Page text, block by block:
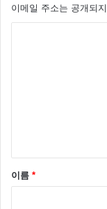
이메일 주소는 공개되
이름 *